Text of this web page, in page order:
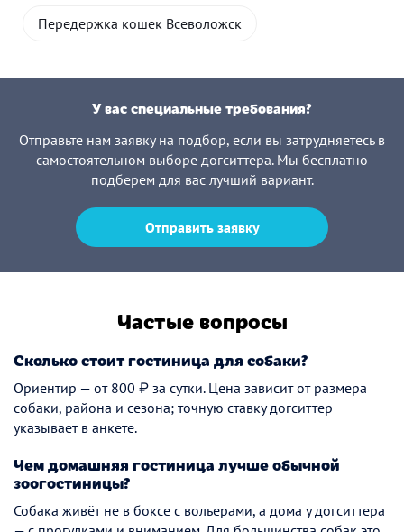
Передержка кошек Всеволожск
У вас специальные требования?
Отправьте нам заявку на подбор, если вы затрудняетесь в
самостоятельном выборе догситтера. Мы бесплатно
подберем для вас лучший вариант.
Отправить заявку
Частые вопросы
Сколько стоит гостиница для собаки?
Ориентир — от 800 ₽ за сутки. Цена зависит от размера
собаки, района и сезона; точную ставку догситтер
указывает в анкете.
Чем домашняя гостиница лучше обычной
зоогостиницы?
Собака живёт не в боксе с вольерами, а дома у догситтера